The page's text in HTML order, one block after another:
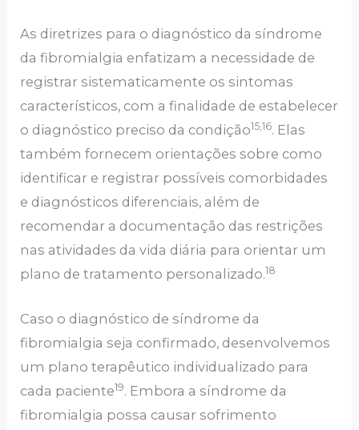
As diretrizes para o diagnóstico da síndrome
da fibromialgia enfatizam a necessidade de
registrar sistematicamente os sintomas
característicos, com a finalidade de estabelecer
o diagnóstico preciso da condição15,16. Elas
também fornecem orientações sobre como
identificar e registrar possíveis comorbidades
e diagnósticos diferenciais, além de
recomendar a documentação das restrições
nas atividades da vida diária para orientar um
plano de tratamento personalizado.18
Caso o diagnóstico de síndrome da
fibromialgia seja confirmado, desenvolvemos
um plano terapêutico individualizado para
cada paciente19. Embora a síndrome da
fibromialgia possa causar sofrimento